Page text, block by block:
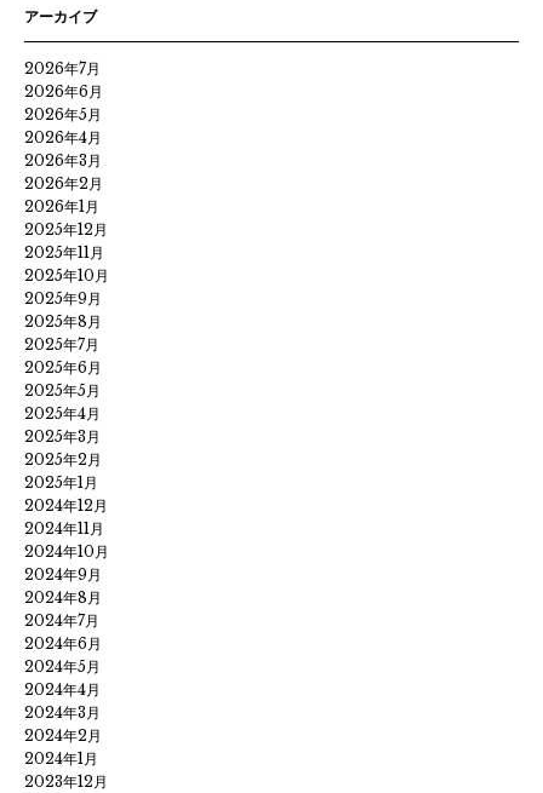
アーカイブ
2026年7月
2026年6月
2026年5月
2026年4月
2026年3月
2026年2月
2026年1月
2025年12月
2025年11月
2025年10月
2025年9月
2025年8月
2025年7月
2025年6月
2025年5月
2025年4月
2025年3月
2025年2月
2025年1月
2024年12月
2024年11月
2024年10月
2024年9月
2024年8月
2024年7月
2024年6月
2024年5月
2024年4月
2024年3月
2024年2月
2024年1月
2023年12月